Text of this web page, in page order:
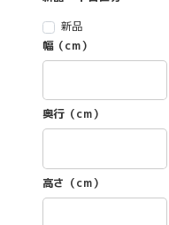
新品
幅（cm）
奥行（cm）
高さ（cm）